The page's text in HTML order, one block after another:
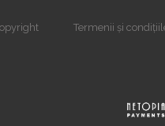
Termenii și